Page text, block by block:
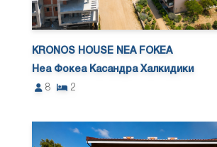
KRONOS HOUSE NEA FOKEA
Неа Фокеа Касандра Халкидики
8
2